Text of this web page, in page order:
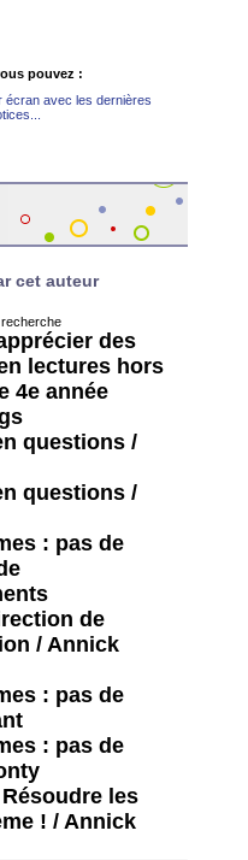
pouvez :
écran avec les dernières
cet auteur
des
lectures hors
4e année
questions /
questions /
: pas de
de
/ Annick
: pas de
: pas de
les
! / Annick